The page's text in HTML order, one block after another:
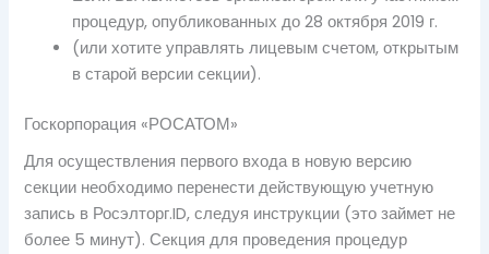
процедур, опубликованных до 28 октября 2019 г.
(или хотите управлять лицевым счетом, открытым
в старой версии секции).
Госкорпорация «РОСАТОМ»
Для осуществления первого входа в новую версию
секции необходимо перенести действующую учетную
запись в Росэлторг.ID, следуя инструкции (это займет не
более 5 минут). Секция для проведения процедур